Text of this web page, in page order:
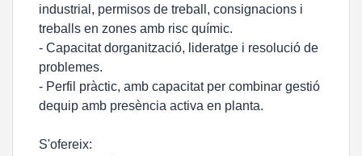
industrial, permisos de treball, consignacions i
treballs en zones amb risc químic.
- Capacitat dorganització, lideratge i resolució de
problemes.
- Perfil pràctic, amb capacitat per combinar gestió
dequip amb presència activa en planta.
S'ofereix: